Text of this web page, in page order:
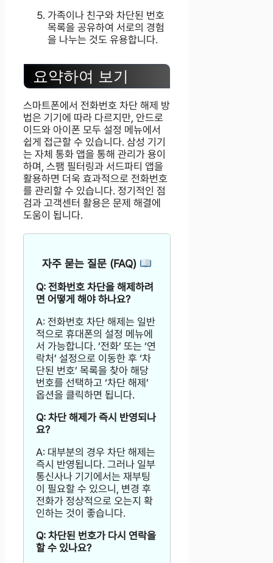
가족이나 친구와 차단된 번호
목록을 공유하여 서로의 경험
을 나누는 것도 유용합니다.
요약하여 보기
스마트폰에서 전화번호 차단 해제 방
법은 기기에 따라 다르지만, 안드로
이드와 아이폰 모두 설정 메뉴에서
쉽게 접근할 수 있습니다. 삼성 기기
는 자체 통화 앱을 통해 관리가 용이
하며, 스팸 필터링과 서드파티 앱을
활용하면 더욱 효과적으로 전화번호
를 관리할 수 있습니다. 정기적인 점
검과 고객센터 활용은 문제 해결에
도움이 됩니다.
자주 묻는 질문 (FAQ)
Q: 전화번호 차단을 해제하려
면 어떻게 해야 하나요?
A: 전화번호 차단 해제는 일반
적으로 휴대폰의 설정 메뉴에
서 가능합니다. ‘전화’ 또는 ‘연
락처’ 설정으로 이동한 후 ‘차
단된 번호’ 목록을 찾아 해당
번호를 선택하고 ‘차단 해제’
옵션을 클릭하면 됩니다.
Q: 차단 해제가 즉시 반영되나
요?
A: 대부분의 경우 차단 해제는
즉시 반영됩니다. 그러나 일부
통신사나 기기에서는 재부팅
이 필요할 수 있으니, 변경 후
전화가 정상적으로 오는지 확
인하는 것이 좋습니다.
Q: 차단된 번호가 다시 연락을
할 수 있나요?